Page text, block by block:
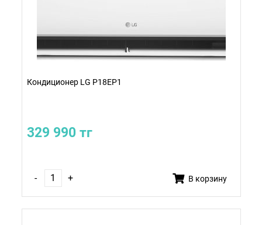
Кондиционер LG P18EP1
329 990 тг
- + В корзину